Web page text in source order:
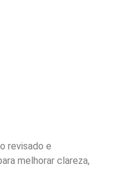
revisado e
melhorar clareza,